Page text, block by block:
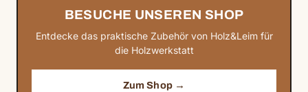
BESUCHE UNSEREN SHOP
Entdecke das praktische Zubehör von Holz&Leim für
die Holzwerkstatt
Zum Shop →